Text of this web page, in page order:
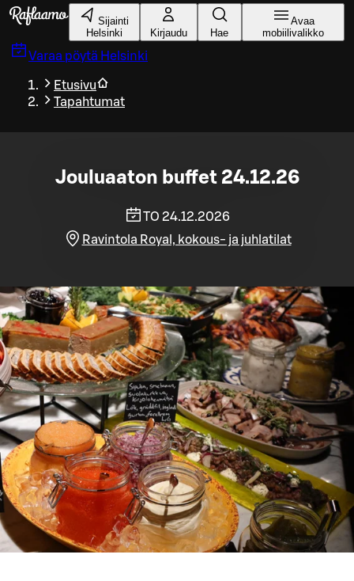
Siirry pääsisältöön
Sijainti
Helsinki
Kirjaudu Hae
Avaa
mobiilivalikko
Varaa pöytä Helsinki
Etusivu
Tapahtumat
Jouluaaton buffet 24.12.26
TO 24.12.2026
Ravintola Royal, kokous- ja juhlatilat